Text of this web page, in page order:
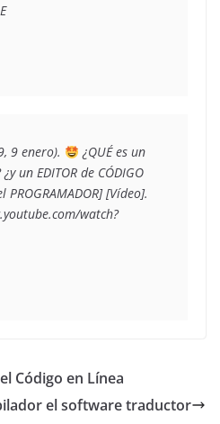
9 enero).
¿QUÉ es un
un EDITOR de CÓDIGO
[Vídeo].
watch?
Código en Línea
el software traductor